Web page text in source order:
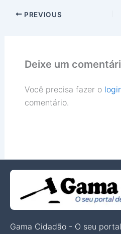
PREVIOUS
Deixe um
Você precisa fazer o
comentário.
Gama Cidadão - O seu